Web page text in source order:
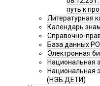
путь к
Литературная
Календарь
Справочно-
База данных
Электронная
Национальная
Национальная
(НЭБ.ДЕТИ)